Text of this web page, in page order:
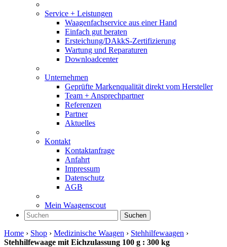
Service + Leistungen
Waagenfachservice aus einer Hand
Einfach gut beraten
Ersteichung/DAkkS-Zertifizierung
Wartung und Reparaturen
Downloadcenter
Unternehmen
Geprüfte Markenqualität direkt vom Hersteller
Team + Ansprechpartner
Referenzen
Partner
Aktuelles
Kontakt
Kontaktanfrage
Anfahrt
Impressum
Datenschutz
AGB
Mein Waagenscout
Suchen
Home › Shop › Medizinische Waagen › Stehhilfewaagen ›
Stehhilfewaage mit Eichzulassung 100 g : 300 kg